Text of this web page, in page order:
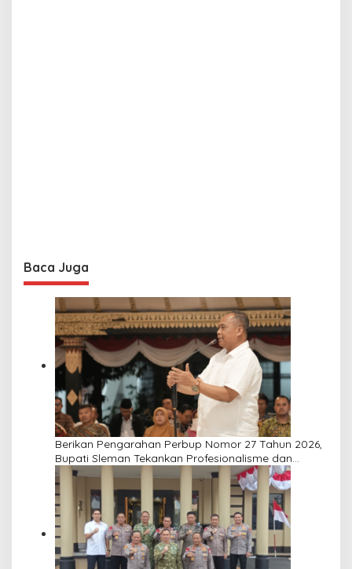
Baca Juga
Berikan Pengarahan Perbup Nomor 27 Tahun 2026,
Bupati Sleman Tekankan Profesionalisme dan
Pelayanan Masyarakat